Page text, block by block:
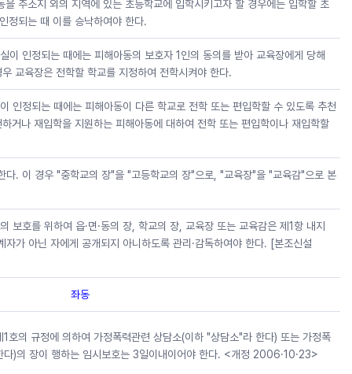
을 주소지 외의 지역에 있는 초등학교에 입학시키고자 할 경우에는 입학할 초
정되는 때 이를 승낙하여야 한다.
인정되는 때에는 피해아동의 보호자 1인의 동의를 받아 교육장에게 당해
교육장은 전학할 학교를 지정하여 전학시켜야 한다.
인정되는 때에는 피해아동이 다른 학교로 전학 또는 편입학할 수 있도록 추천
거나 재입학을 지원하는 피해아동에 대하여 전학 또는 편입학이나 재입학할
. 이 경우 "중학교의 장"을 "고등학교의 장"으로, "교육장"을 "교육감"으로 본
보호를 위하여 읍·면·동의 장, 학교의 장, 교육장 또는 교육감은 제1항 내지
가 아닌 자에게 공개되지 아니하도록 관리·감독하여야 한다. [본조신설
좌동
의 규정에 의하여 가정폭력관련 상담소(이하 "상담소"라 한다) 또는 가정폭
다)의 장이 행하는 임시보호는 3일이내이어야 한다. <개정 2006·10·23>